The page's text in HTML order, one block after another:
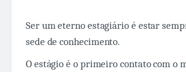
Ser um eterno estagiário é estar
sede de conhecimento.
O estágio é o primeiro contato com o